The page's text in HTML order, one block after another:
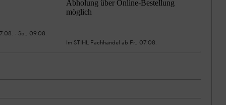
- So., 09.08.
Abholung über Online-Bestellung
möglich
Im STIHL Fachhandel ab Fr., 07.08.